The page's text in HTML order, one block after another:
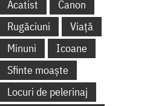
Acatist
Canon
Rugăciuni
Viață
Minuni
Icoane
Sfinte moaște
Locuri de pelerinaj